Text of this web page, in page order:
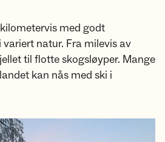
med godt
natur. Fra milevis av
til flotte skogsløyper. Mange
kan nås med ski i